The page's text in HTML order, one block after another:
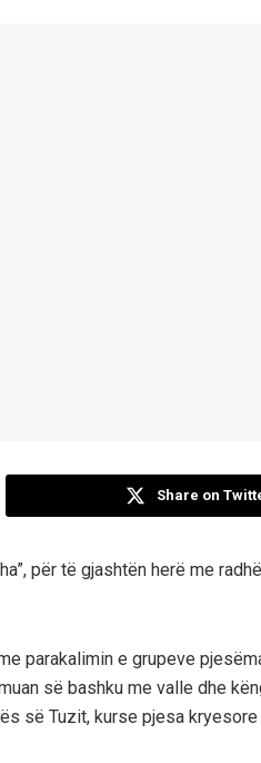
Share on
për të gjashtën herë me
parakalimin e grupeve
së bashku me valle dhe
së Tuzit, kurse pjesa